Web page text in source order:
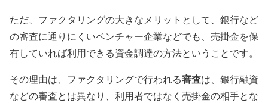
ただ、ファクタリングの大きなメリットとして、銀行など
の審査に通りにくいベンチャー企業などでも、売掛金を保
有していれば利用できる資金調達の方法ということです。
その理由は、ファクタリングで行われる審査は、銀行融資
などの審査とは異なり、利用者ではなく売掛金の相手とな